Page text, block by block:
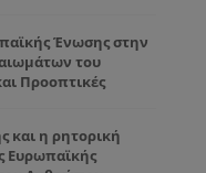
Ένωσης στην
του
Προοπτικές
και η ρητορική
Ευρωπαϊκής